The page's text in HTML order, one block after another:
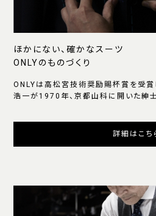
ほかにない、確かなスーツ
ONLYのものづくり
ONLYは高松宮技術奨励賜杯賞を受賞
浩一が1970年、京都山科に開いた紳士
詳細はこち